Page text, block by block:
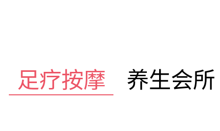
足疗按摩 养生会所